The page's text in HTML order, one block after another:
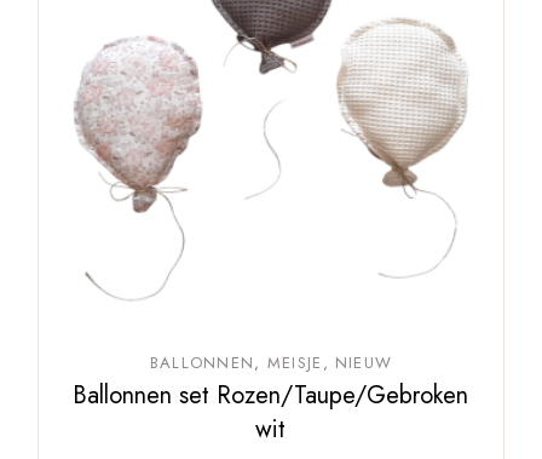
BALLONNEN MEISJE NIEUW
Ballonnen set Rozen/Taupe/Gebroken
wit